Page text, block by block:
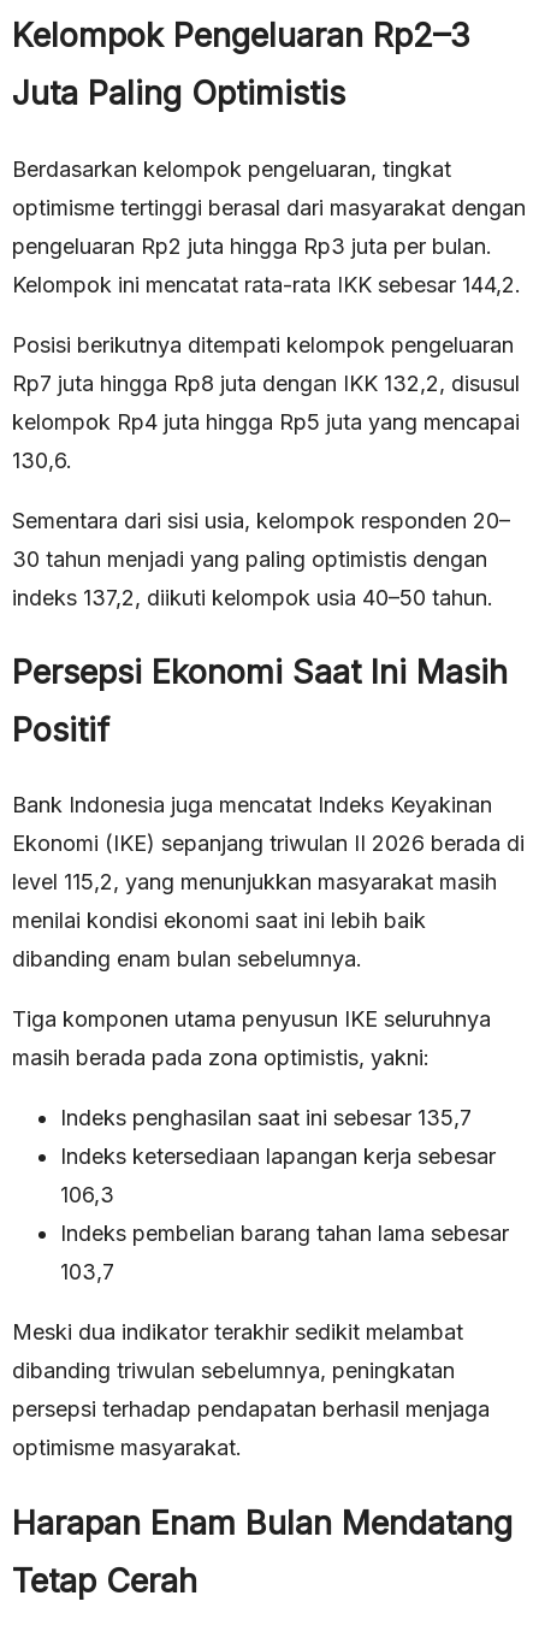
Kelompok Pengeluaran Rp2–3
Juta Paling Optimistis
Berdasarkan kelompok pengeluaran, tingkat
optimisme tertinggi berasal dari masyarakat dengan
pengeluaran Rp2 juta hingga Rp3 juta per bulan.
Kelompok ini mencatat rata-rata IKK sebesar 144,2.
Posisi berikutnya ditempati kelompok pengeluaran
Rp7 juta hingga Rp8 juta dengan IKK 132,2, disusul
kelompok Rp4 juta hingga Rp5 juta yang mencapai
130,6.
Sementara dari sisi usia, kelompok responden 20–
30 tahun menjadi yang paling optimistis dengan
indeks 137,2, diikuti kelompok usia 40–50 tahun.
Persepsi Ekonomi Saat Ini Masih
Positif
Bank Indonesia juga mencatat Indeks Keyakinan
Ekonomi (IKE) sepanjang triwulan II 2026 berada di
level 115,2, yang menunjukkan masyarakat masih
menilai kondisi ekonomi saat ini lebih baik
dibanding enam bulan sebelumnya.
Tiga komponen utama penyusun IKE seluruhnya
masih berada pada zona optimistis, yakni:
Indeks penghasilan saat ini sebesar 135,7
Indeks ketersediaan lapangan kerja sebesar
106,3
Indeks pembelian barang tahan lama sebesar
103,7
Meski dua indikator terakhir sedikit melambat
dibanding triwulan sebelumnya, peningkatan
persepsi terhadap pendapatan berhasil menjaga
optimisme masyarakat.
Harapan Enam Bulan Mendatang
Tetap Cerah